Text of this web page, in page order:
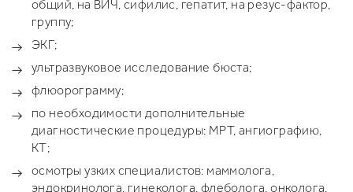
общий, на ВИЧ, сифилис, гепатит, на резус-фактор,
группу;
ЭКГ;
ультразвуковое исследование бюста;
флюорограмму;
по необходимости дополнительные
диагностические процедуры: МРТ, ангиографию,
КТ;
осмотры узких специалистов: маммолога,
эндокринолога, гинеколога, флеболога, онколога.